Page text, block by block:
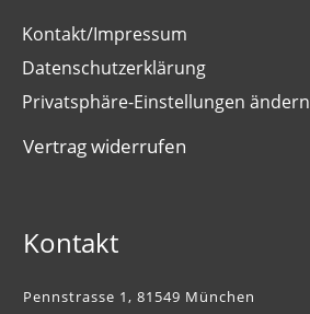
Kontakt/Impressum
Datenschutzerklärung
Privatsphäre-Einstellungen ändern
Vertrag widerrufen
Kontakt
Pennstrasse 1, 81549 München